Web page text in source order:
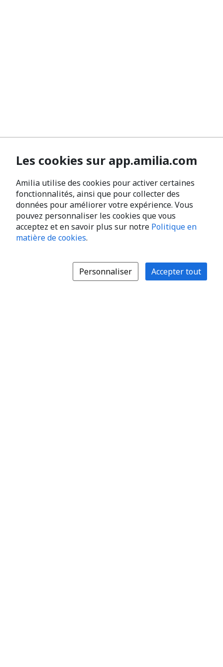
Les cookies sur app.amilia.com
Amilia utilise des cookies pour activer certaines
fonctionnalités, ainsi que pour collecter des
données pour améliorer votre expérience. Vous
pouvez personnaliser les cookies que vous
acceptez et en savoir plus sur notre Politique en
matière de cookies.
Personnaliser Accepter tout